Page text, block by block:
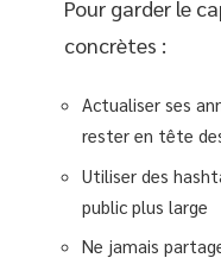
Pour garder le
concrètes :
Actualiser ses
rester en tête
Utiliser des
public plus large
Ne jamais